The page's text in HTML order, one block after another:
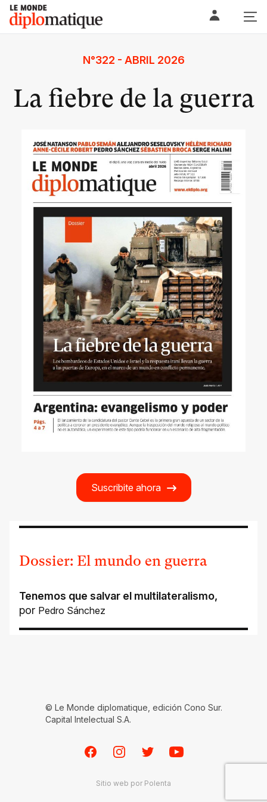
Skip
content
Le monde diplomatique
N°322 - ABRIL 2026
La fiebre de la guerra
Suscribite ahora
Dossier: El mundo en guerra
Tenemos que salvar el multilateralismo,
por Pedro Sánchez
© Le Monde diplomatique, edición Cono Sur.
Capital Intelectual S.A.
FacebookInstagramTwitterYoutube
Sitio web por Polenta